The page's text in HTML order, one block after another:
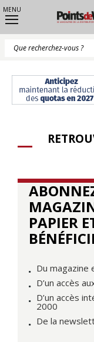
MENU
PAPIER
Du magazine
D’un accès
D’un accès
2000
De la